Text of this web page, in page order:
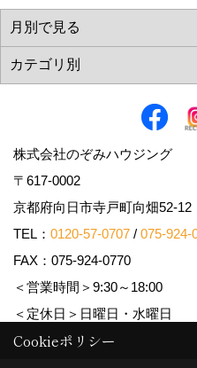
株式会社のぞみハウジング
〒617-0002
京都府向日市寺戸町向畑52-12
TEL： 0120-57-0707 / 075-924-
FAX：075-924-0770
＜営業時間＞9:30～18:00
＜定休日＞日曜日・水曜日
Cookieポリシー